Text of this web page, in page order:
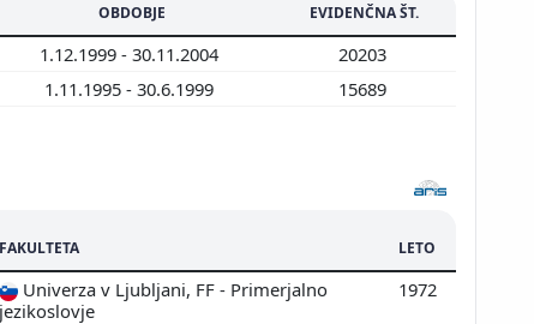
OBDOBJE EVIDENČNA ŠT.
1.12.1999 - 30.11.2004
20203
1.11.1995 - 30.6.1999 15689
FAKULTETA LETO
Univerza v Ljubljani, FF - Primerjalno
jezikoslovje
1972